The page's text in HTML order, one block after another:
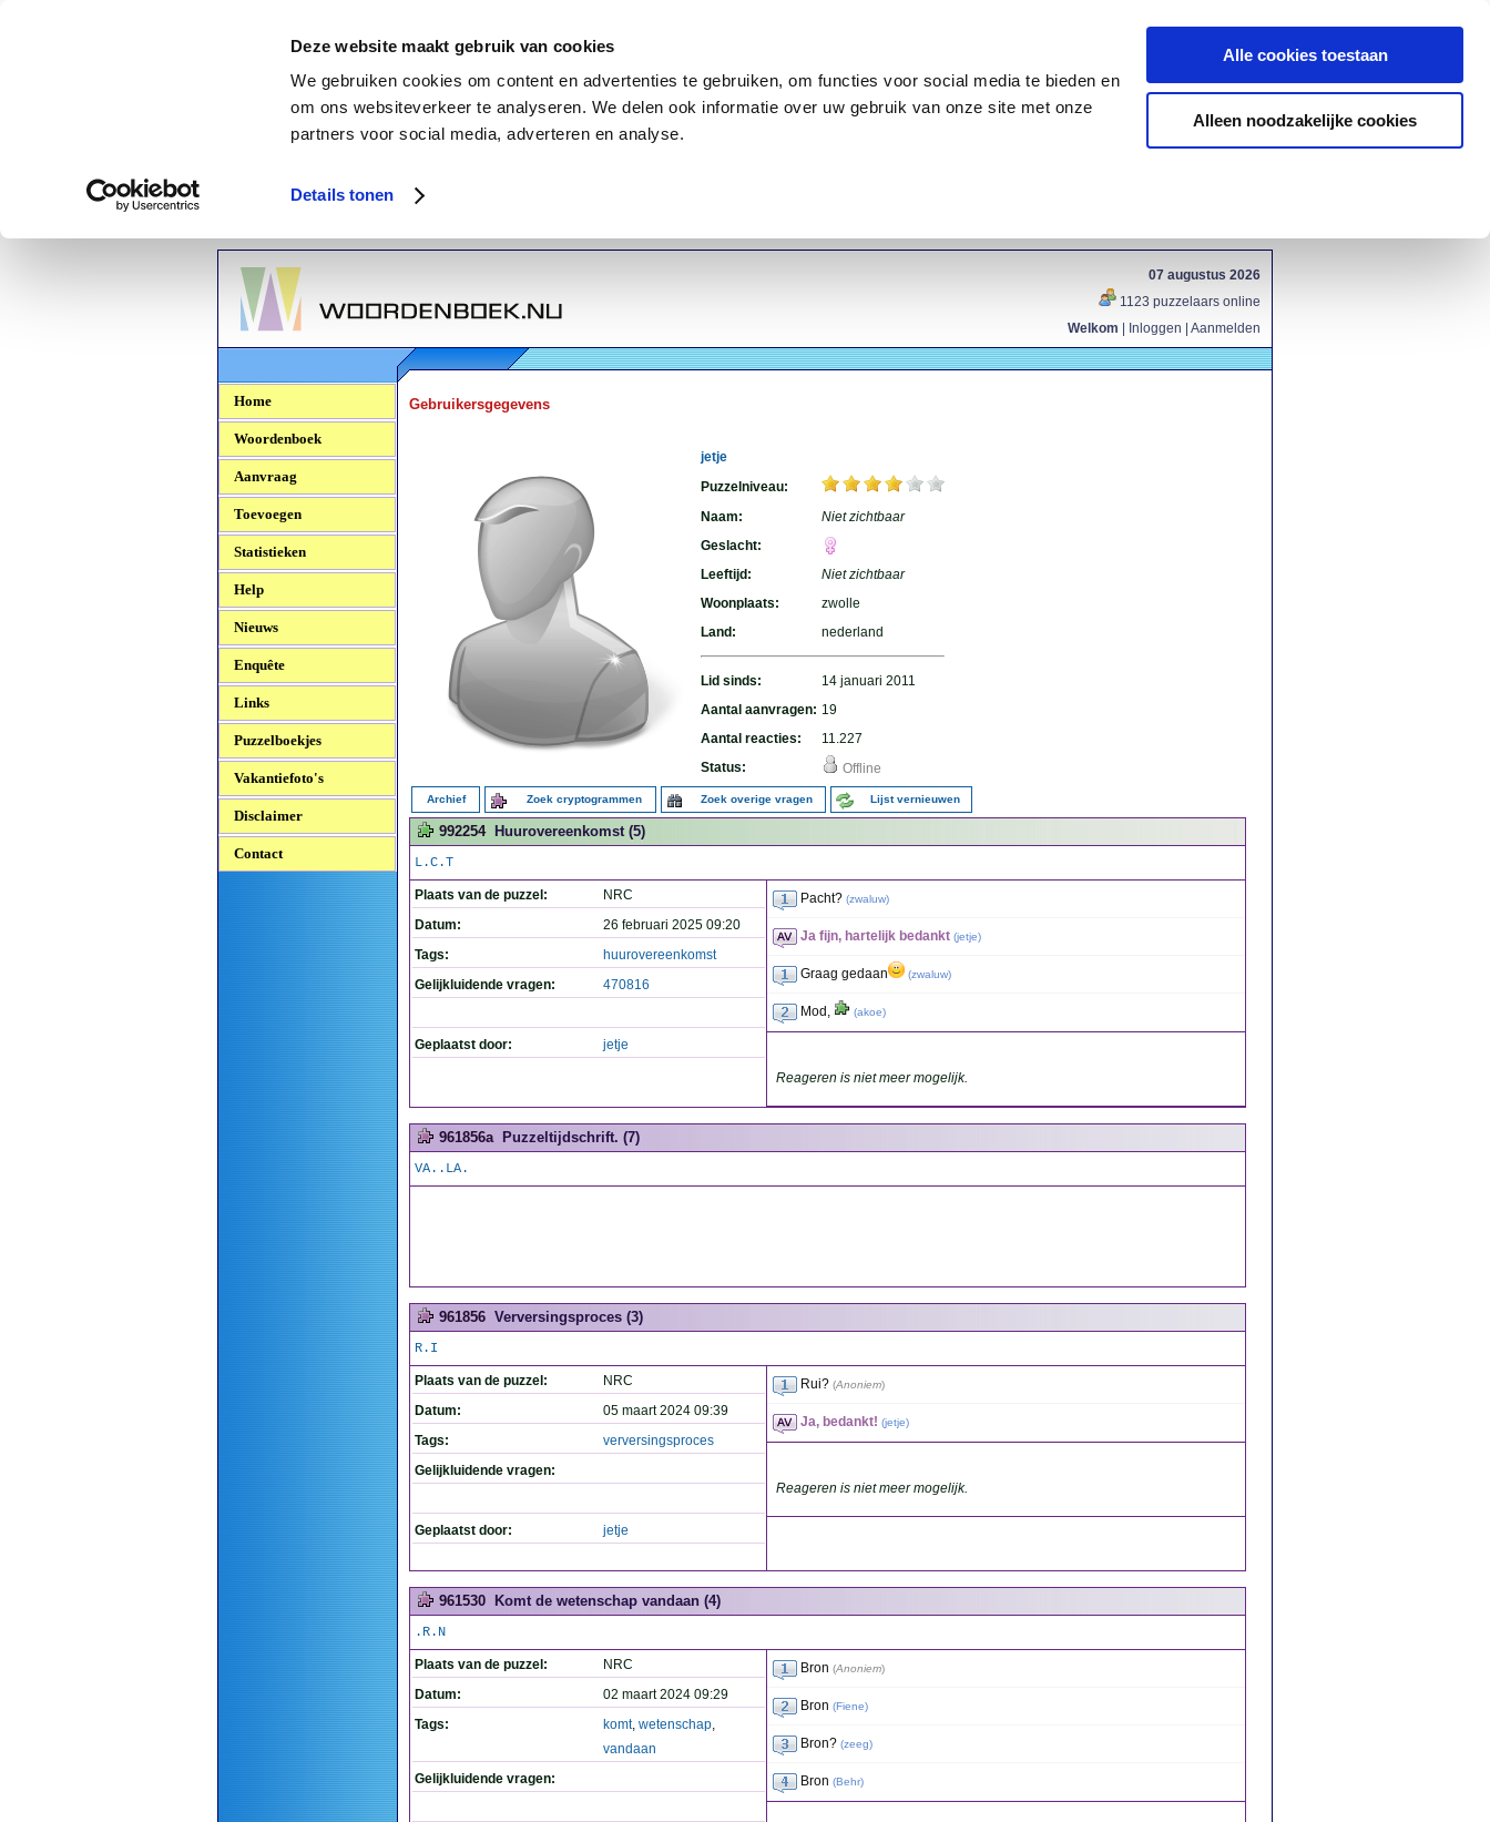
Deze website maakt gebruik van cookies
We gebruiken cookies om content en advertenties te gebruiken, om functies voor social media te bieden en
om ons websiteverkeer te analyseren. We delen ook informatie over uw gebruik van onze site met onze
partners voor social media, adverteren en analyse.
Details tonen
Alle cookies toestaan
Alleen noodzakelijke cookies
Woordenboek.NU
07 augustus 2026
1123 puzzelaars online
Welkom
Inloggen Aanmelden
Home
Woordenboek
Aanvraag
Toevoegen
Statistieken
Help
Nieuws
Enquête
Links
Puzzelboekjes
Vakantiefoto's
Disclaimer
Contact
Gebruikersgegevens
jetje
Puzzelniveau:
Naam:
Niet zichtbaar
Geslacht:
Leeftijd:
Niet zichtbaar
Woonplaats:
zwolle
Land:
nederland
Lid sinds:
14 januari 2011
Aantal aanvragen: 19
Aantal reacties:
11.227
Status:
Offline
Archief Zoek cryptogrammen Zoek overige vragen Lijst vernieuwen
992254 Huurovereenkomst (5)
L.C.T
Plaats van de puzzel:
NRC
Datum:
26 februari 2025 09:20
Tags:
huurovereenkomst
Gelijkluidende vragen:
470816
Geplaatst door: jetje
Pacht? (zwaluw)
Ja fijn, hartelijk bedankt (jetje)
Graag gedaan (zwaluw)
Mod, (akoe)
Reageren is niet meer mogelijk.
961856a Puzzeltijdschrift. (7)
VA..LA.
961856 Verversingsproces (3)
R.I
Plaats van de puzzel:
NRC
Datum:
05 maart 2024 09:39
Tags:
verversingsproces
Gelijkluidende vragen:
Geplaatst door: jetje
Rui? (Anoniem)
Ja, bedankt! (jetje)
Reageren is niet meer mogelijk.
961530 Komt de wetenschap vandaan (4)
.R.N
Plaats van de puzzel:
NRC
Datum:
02 maart 2024 09:29
Tags:
komt, wetenschap,
vandaan
Gelijkluidende vragen:
Bron (Anoniem)
Bron (Fiene)
Bron? (zeeg)
Bron (Behr)